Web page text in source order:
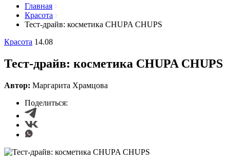
Главная
Красота
Тест-драйв: косметика CHUPA CHUPS
Красота 14.08
Тест-драйв: косметика CHUPA CHUPS
Автор: Маргарита Храмцова
Поделиться: